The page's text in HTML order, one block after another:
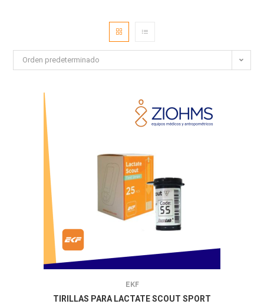
Orden predeterminado
EKF
TIRILLAS PARA LACTATE SCOUT SPORT